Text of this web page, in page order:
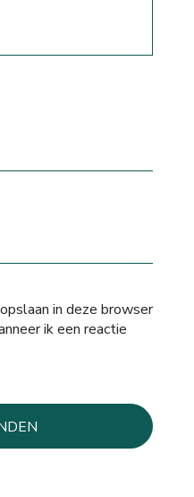
in deze browser
ik een reactie